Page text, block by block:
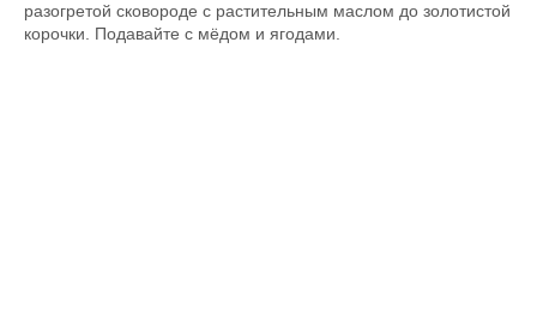
разогретой сковороде с растительным маслом до золотистой
корочки. Подавайте с мёдом и ягодами.